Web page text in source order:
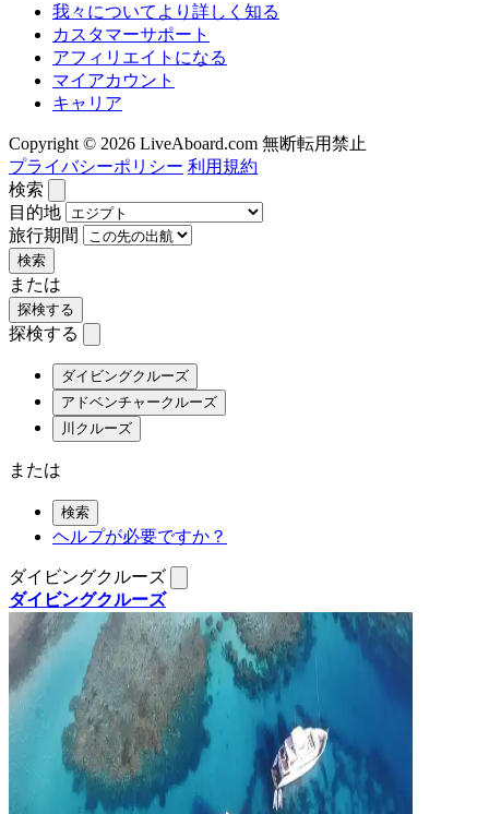
我々についてより詳しく知る
カスタマーサポート
アフィリエイトになる
マイアカウント
キャリア
Copyright © 2026 LiveAboard.com 無断転用禁止
プライバシーポリシー 利用規約
検索
目的地
旅行期間
検索
または
探検する
探検する
ダイビングクルーズ
アドベンチャークルーズ
川クルーズ
または
検索
ヘルプが必要ですか？
ダイビングクルーズ
ダイビングクルーズ